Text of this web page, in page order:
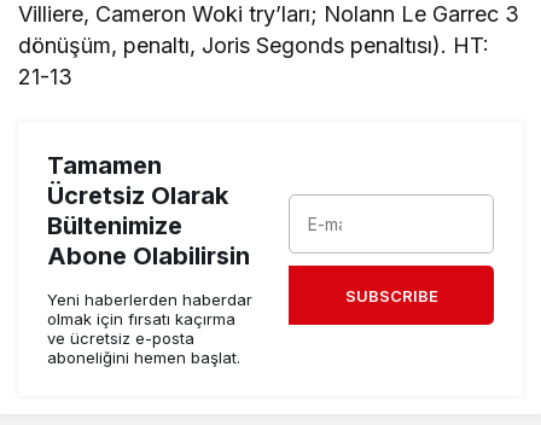
Villiere, Cameron Woki try’ları; Nolann Le Garrec 3
dönüşüm, penaltı, Joris Segonds penaltısı). HT:
21-13
Tamamen
Ücretsiz Olarak
Bültenimize
Abone Olabilirsin
Yeni haberlerden haberdar
olmak için fırsatı kaçırma
ve ücretsiz e-posta
aboneliğini hemen başlat.
SUBSCRIBE